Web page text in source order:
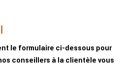
le formulaire ci-dessous pour
conseillers à la clientèle vous